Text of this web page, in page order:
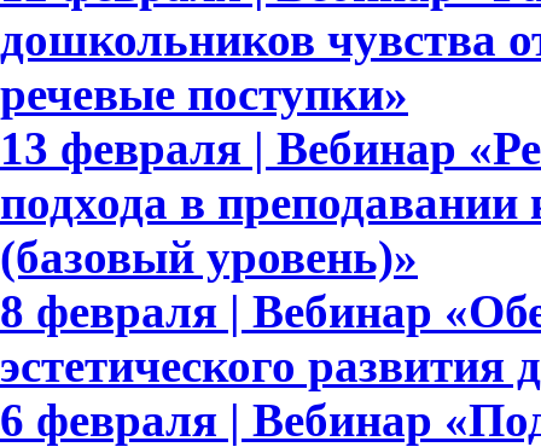
дошкольников чувства
речевые поступки»
13 февраля | Вебинар
подхода в преподавании
(базовый уровень)»
8 февраля | Вебинар
эстетического развития
6 февраля | Вебинар